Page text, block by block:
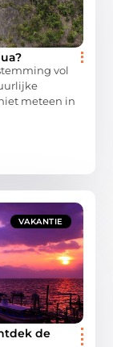
vol
meteen in
VAKANTIE
de